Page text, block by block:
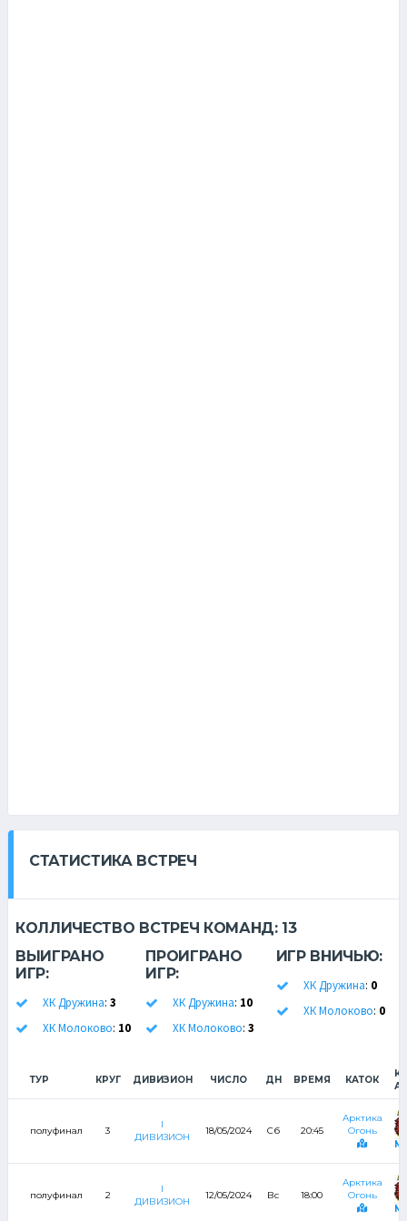
СТАТИСТИКА ВСТРЕЧ
КОЛЛИЧЕСТВО ВСТРЕЧ КОМАНД: 13
ВЫИГРАНО
ИГР:
ХК Дружина: 3
ХК Молоково: 10
ПРОИГРАНО
ИГР:
ХК Дружина: 10
ХК Молоково:3
ИГР ВНИЧЬЮ:
ХК Дружина: 0
ХК Молоково: 0
ТУР КРУГ ДИВИЗИОН ЧИСЛО ДН ВРЕМЯ КАТОК
А
полуфинал 3
I
ДИВИЗИОН
18/05/2024 Сб 20:45
Арктика
Огонь
полуфинал 2
I
ДИВИЗИОН
12/05/2024 Вс 18:00
Арктика
Огонь